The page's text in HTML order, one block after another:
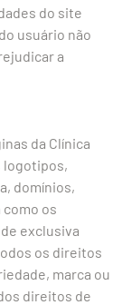
do site
usuário não
a
da Clínica
logotipos,
domínios,
os
exclusiva
os direitos
marca ou
direitos de